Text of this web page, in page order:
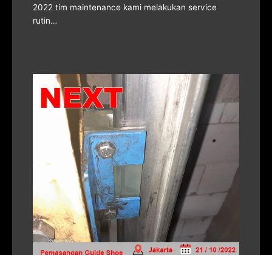
2022 tim maintenance kami melakukan service
rutin…